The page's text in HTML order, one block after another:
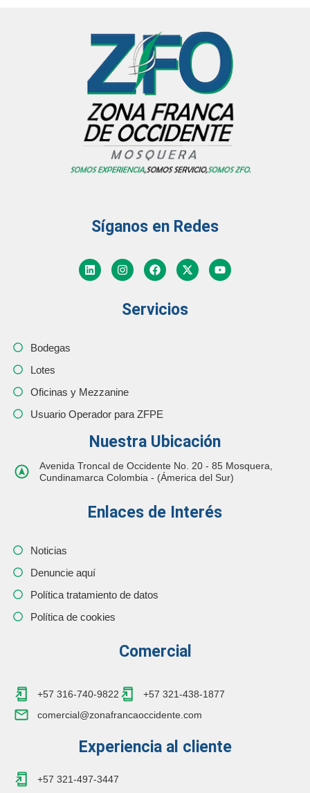
Síganos en Redes
Servicios
Bodegas
Lotes
Oficinas y Mezzanine
Usuario Operador para ZFPE
Nuestra Ubicación
Avenida Troncal de Occidente No. 20 - 85 Mosquera,
Cundinamarca Colombia - (Ámerica del Sur)
Enlaces de Interés
Noticias
Denuncie aquí
Política tratamiento de datos
Política de cookies
Comercial
+57 316-740-9822
+57 321-438-1877
comercial@zonafrancaoccidente.com
Experiencia al cliente
+57 321-497-3447